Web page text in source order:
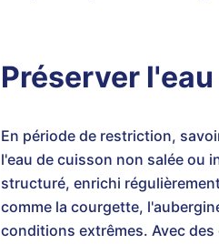
Préserver
En période de restriction,
l'eau de cuisson non salée ou
structuré, enrichi
comme la courgette,
conditions extrêmes. Avec